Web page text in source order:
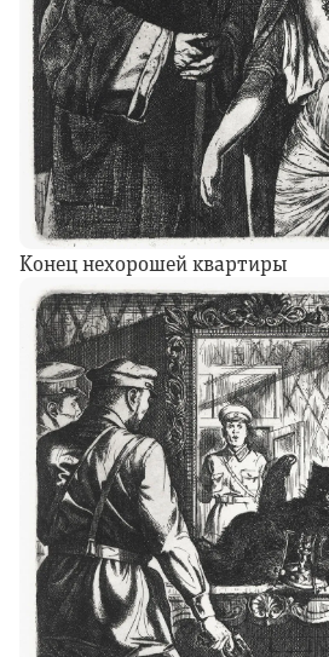
Конец нехорошей квартиры